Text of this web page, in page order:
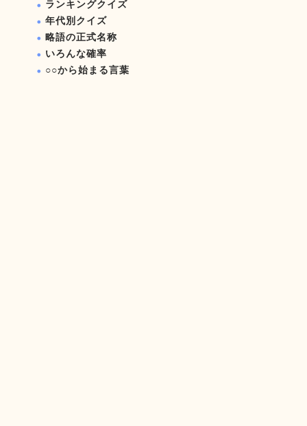
ランキングクイズ
年代別クイズ
略語の正式名称
いろんな確率
○○から始まる言葉